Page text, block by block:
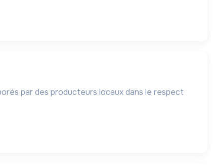
par des producteurs locaux dans le respect